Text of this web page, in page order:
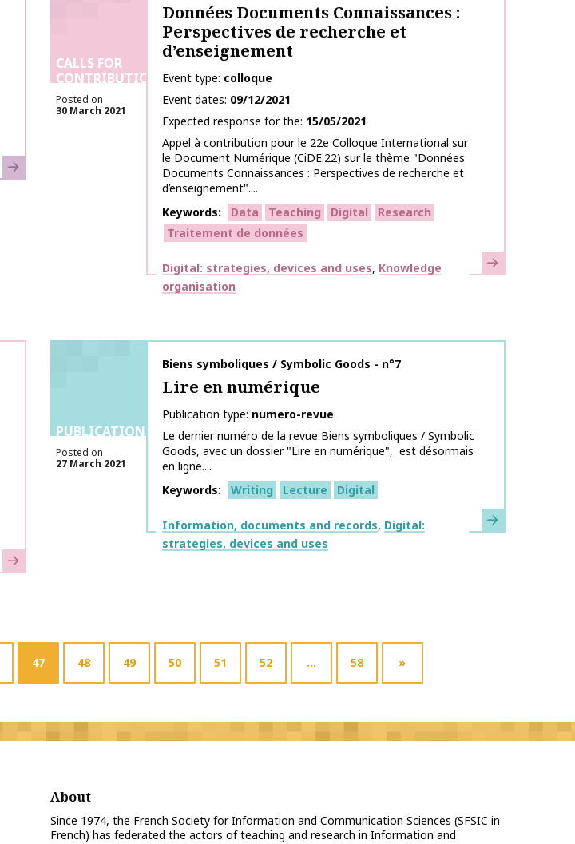
Learn more
CALLS FOR
CONTRIBUTIONS
Posted on
30 March 2021
Données Documents Connaissances :
Perspectives de recherche et
d’enseignement
Event type colloque
Event dates 09/12/2021
Expected response for the 15/05/2021
Appel à contribution pour le 22e Colloque International sur
le Document Numérique (CiDE.22) sur le thème "Données
Documents Connaissances : Perspectives de recherche et
d’enseignement"....
Keywords
Data Teaching Digital
Research
Traitement de données
Themes
Digital: strategies, devices and uses Knowledge
organisation
Learn more
Learn more
PUBLICATIONS
Posted on
27 March 2021
Publication name
Biens symboliques / Symbolic Goods - n°7
Lire en numérique
Publication type numero-revue
Le dernier numéro de la revue Biens symboliques / Symbolic
Goods, avec un dossier "Lire en numérique", est désormais
en ligne....
Keywords
Writing Lecture Digital
Themes
Information, documents and records Digital:
strategies, devices and uses
Learn more
47 48 49 50 51 52 … 58 »
About
Since 1974, the French Society for Information and Communication Sciences (SFSIC in
French) has federated the actors of teaching and research in Information and